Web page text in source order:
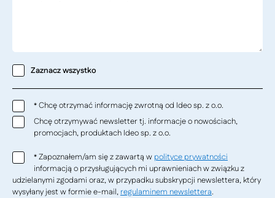
Zaznacz wszystko
*Chcę otrzymać informację zwrotną od Ideo sp. z o.o.
Chcę otrzymywać newsletter tj. informacje o nowościach,
promocjach, produktach Ideo sp. z o.o.
*Zapoznałem/am się z zawartą w polityce prywatności
informacją o przysługujących mi uprawnieniach w związku z
udzielanymi zgodami oraz, w przypadku subskrypcji newslettera, który
wysyłany jest w formie e-mail, regulaminem newslettera.